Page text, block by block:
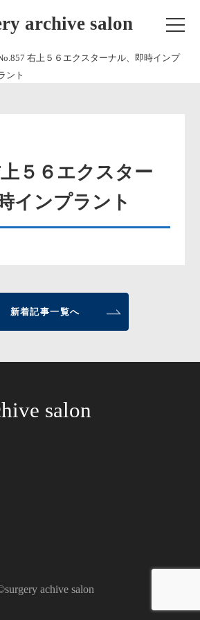
archive salon
右上５６エクスターナル、即時インプ
ント
５６エクスター
インプラント
新着記事一覧へ
salon
achive salon